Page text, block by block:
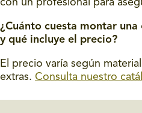
con un profesional para
¿Cuánto cuesta montar
y qué incluye el precio?
El precio varía según
extras. Consulta nuestro